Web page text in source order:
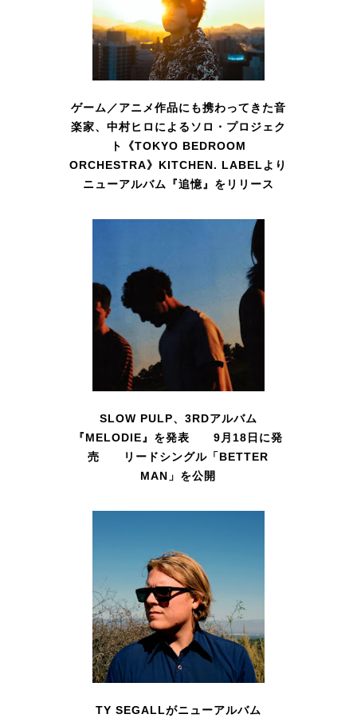
ゲーム／アニメ作品にも携わってきた音
楽家、中村ヒロによるソロ・プロジェク
ト《TOKYO BEDROOM
ORCHESTRA》KITCHEN. LABELより
ニューアルバム『追憶』をリリース
SLOW PULP、3RDアルバム
『MELODIE』を発表 9月18日に発
売 リードシングル「BETTER
MAN」を公開
TY SEGALLがニューアルバム